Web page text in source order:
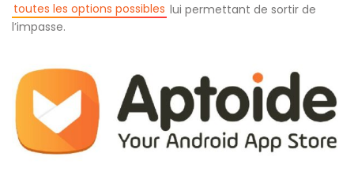
toutes les options possibles lui permettant de sortir de
l’impasse.